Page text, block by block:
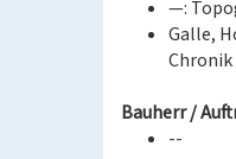
—:
Galle,
Chronik
Bauherr /
--